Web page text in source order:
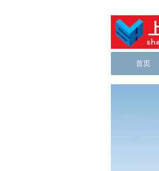
首页